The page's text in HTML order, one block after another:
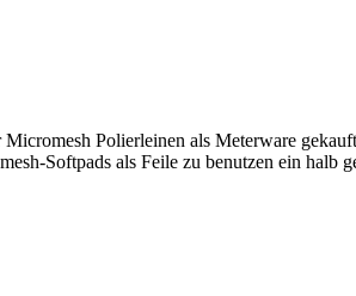
Polierleinen als Meterware
Softpads als Feile zu benutzen ein